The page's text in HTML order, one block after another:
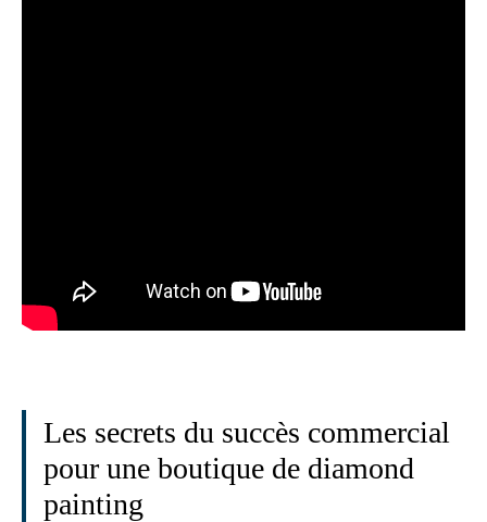
Les secrets du succès commercial
pour une boutique de diamond
painting